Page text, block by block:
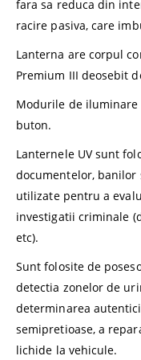
fara sa reduca din
racire pasiva, care
Lanterna are corpul
Premium III deosebit
Modurile de
buton.
Lanternele UV sunt
documentelor, banilor
utilizate pentru a
investigatii criminale
etc).
Sunt folosite de
detectia zonelor de
determinarea
semipretioase, a
lichide la vehicule.